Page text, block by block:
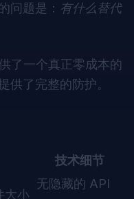
问题是： 有什么替代
了一个真正零成本的
供了完整的防护。
技术细节
大小
无隐藏的 API